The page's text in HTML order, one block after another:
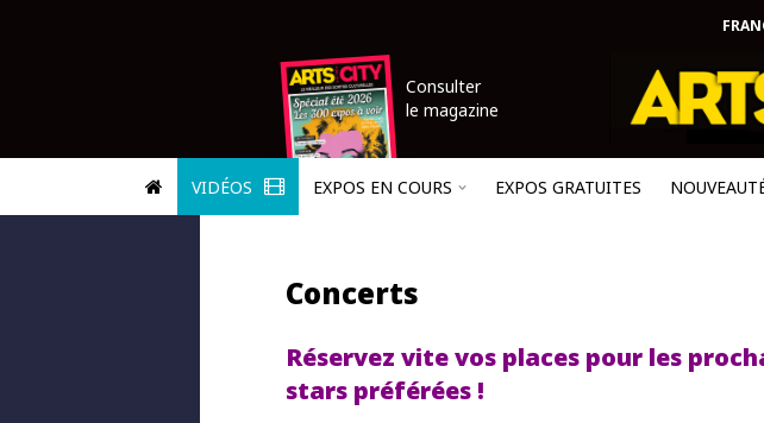
Consulter
le magazine
VIDÉOS EXPOS EN COURS EXPOS GRATUITES
Concerts
Réservez vite vos places pour les
stars préférées !